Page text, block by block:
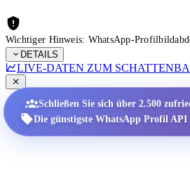
Wichtiger Hinweis: WhatsApp-
DETAILS
LIVE-DATEN ZUM
Schließen Sie sich über 2.500
Die günstigste WhatsApp Profil